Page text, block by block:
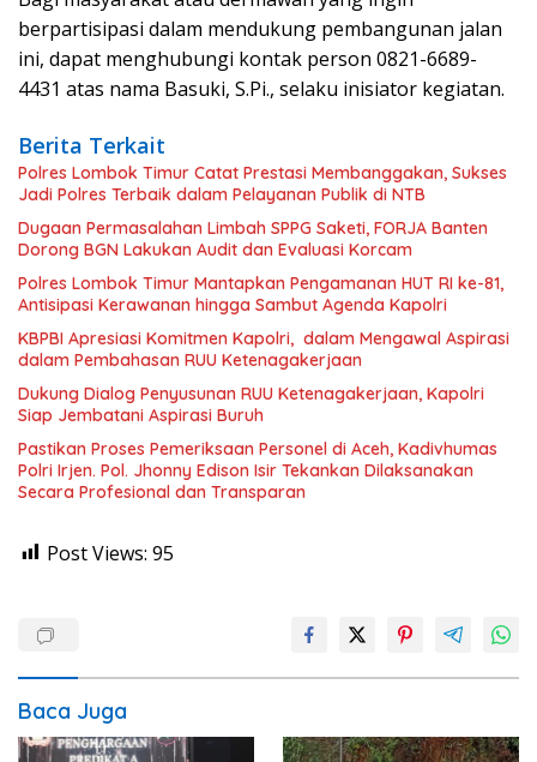
berpartisipasi dalam mendukung pembangunan jalan
ini, dapat menghubungi kontak person 0821-6689-
4431 atas nama Basuki, S.Pi., selaku inisiator kegiatan.
Berita Terkait
Polres Lombok Timur Catat Prestasi Membanggakan, Sukses
Jadi Polres Terbaik dalam Pelayanan Publik di NTB
Dugaan Permasalahan Limbah SPPG Saketi, FORJA Banten
Dorong BGN Lakukan Audit dan Evaluasi Korcam
Polres Lombok Timur Mantapkan Pengamanan HUT RI ke-81,
Antisipasi Kerawanan hingga Sambut Agenda Kapolri
KBPBI Apresiasi Komitmen Kapolri, dalam Mengawal Aspirasi
dalam Pembahasan RUU Ketenagakerjaan
Dukung Dialog Penyusunan RUU Ketenagakerjaan, Kapolri
Siap Jembatani Aspirasi Buruh
Pastikan Proses Pemeriksaan Personel di Aceh, Kadivhumas
Polri Irjen. Pol. Jhonny Edison Isir Tekankan Dilaksanakan
Secara Profesional dan Transparan
Post Views: 95
Baca Juga